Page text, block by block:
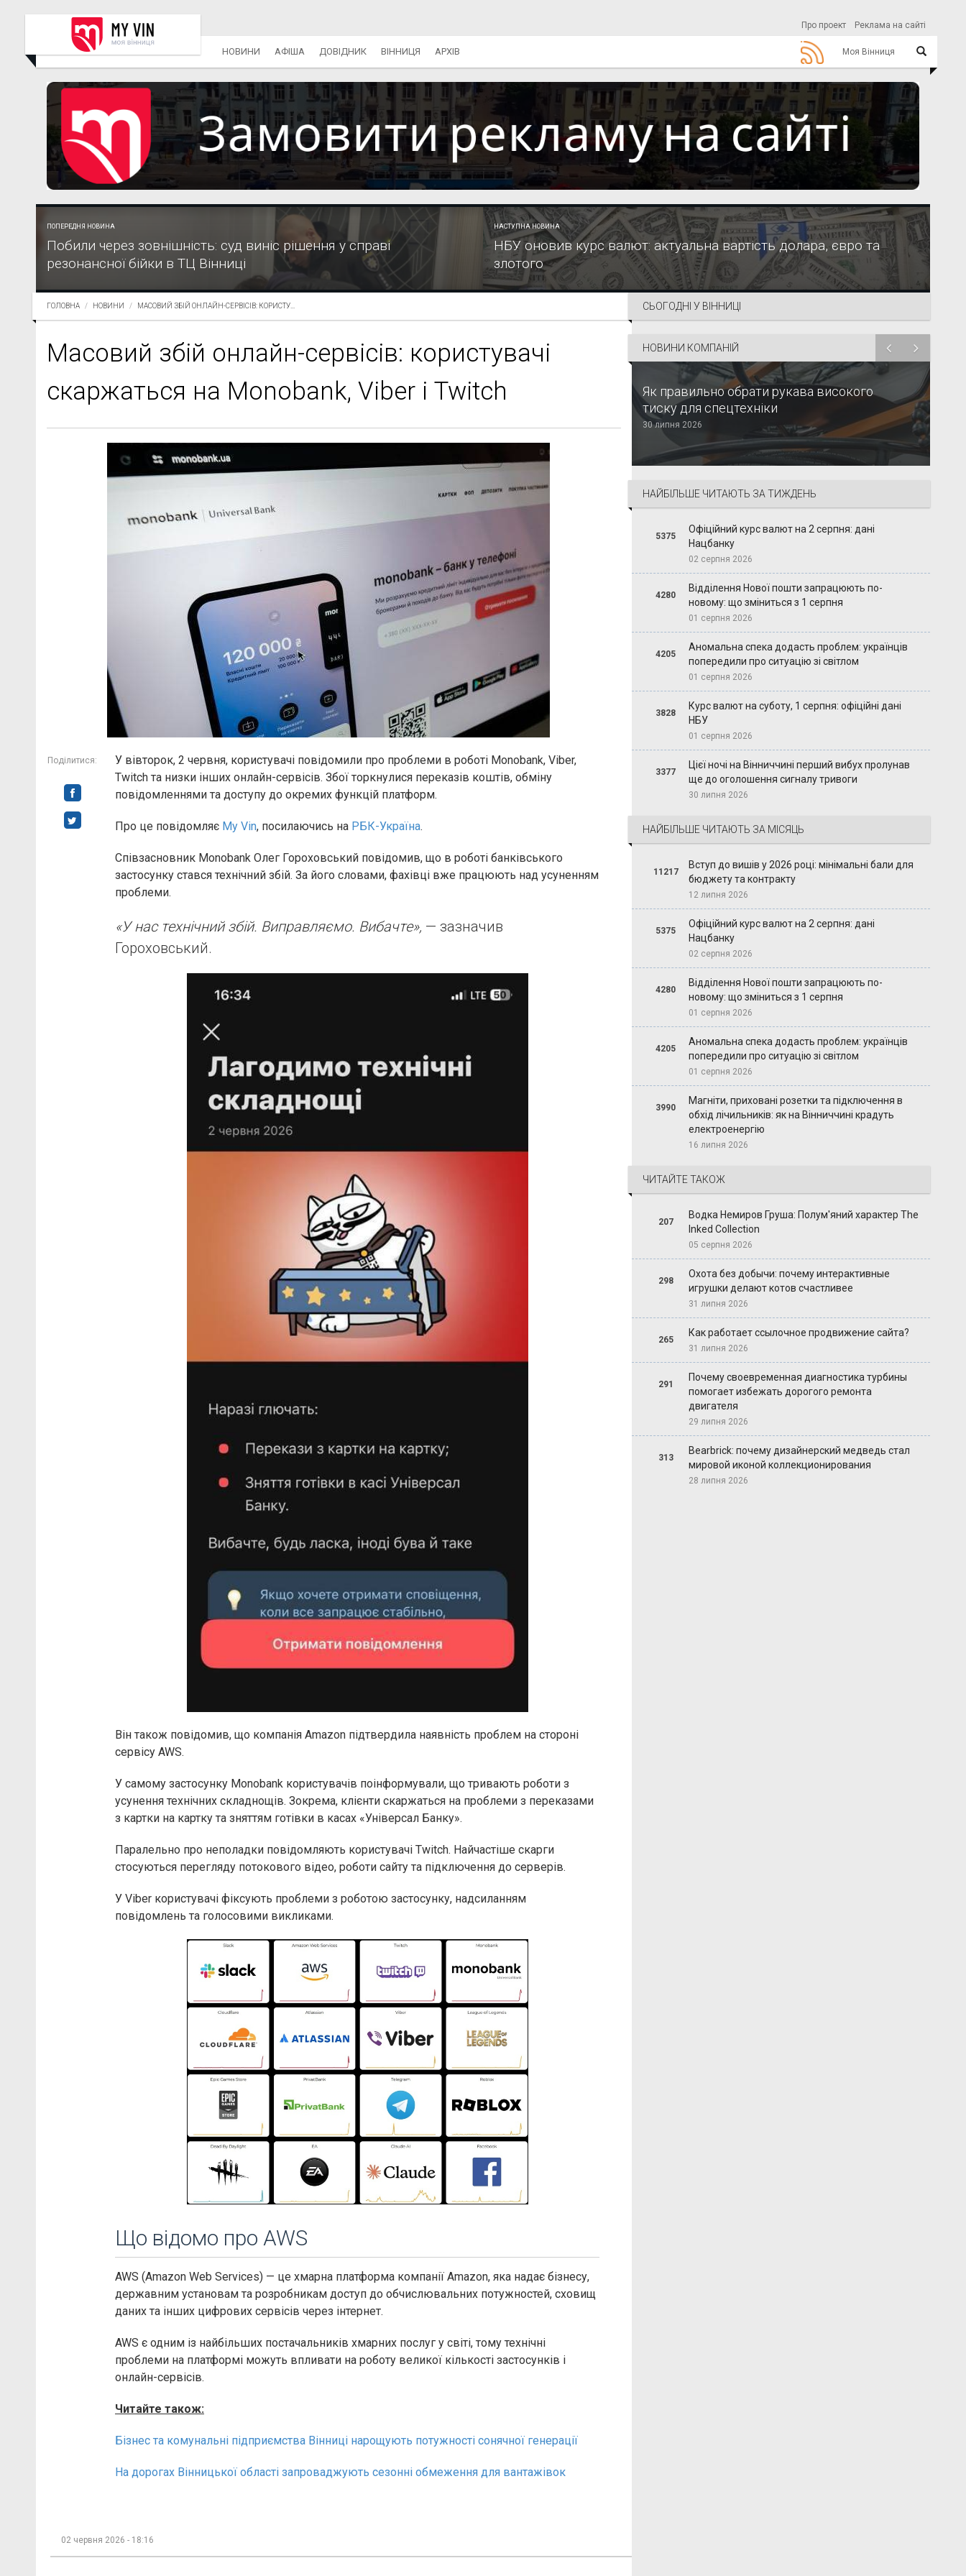
Про проект Реклама на сайті
Моя Вінниця
НОВИНИ АФІША ДОВІДНИК ВІННИЦЯ АРХІВ
ПОПЕРЕДНЯ НОВИНА
Побили через зовнішність: суд виніс рішення у справі
резонансної бійки в ТЦ Вінниці
НАСТУПНА НОВИНА
НБУ оновив курс валют: актуальна вартість долара, євро та
злотого
ГОЛОВНА НОВИНИ МАСОВИЙ ЗБІЙ ОНЛАЙН-СЕРВІСІВ: КОРИСТУ...
Масовий збій онлайн-сервісів: користувачі
скаржаться на Monobank, Viber і Twitch
Поділитися:
У вівторок, 2 червня, користувачі повідомили про проблеми в роботі Monobank, Viber,
Twitch та низки інших онлайн-сервісів. Збої торкнулися переказів коштів, обміну
повідомленнями та доступу до окремих функцій платформ.
Про це повідомляє My Vin, посилаючись на РБК-Україна.
Співзасновник Monobank Олег Гороховський повідомив, що в роботі банківського
застосунку стався технічний збій. За його словами, фахівці вже працюють над усуненням
проблеми.
«У нас технічний збій. Виправляємо. Вибачте», — зазначив
Гороховський.
Він також повідомив, що компанія Amazon підтвердила наявність проблем на стороні
сервісу AWS.
У самому застосунку Monobank користувачів поінформували, що тривають роботи з
усунення технічних складнощів. Зокрема, клієнти скаржаться на проблеми з переказами
з картки на картку та зняттям готівки в касах «Універсал Банку».
Паралельно про неполадки повідомляють користувачі Twitch. Найчастіше скарги
стосуються перегляду потокового відео, роботи сайту та підключення до серверів.
У Viber користувачі фіксують проблеми з роботою застосунку, надсиланням
повідомлень та голосовими викликами.
Що відомо про AWS
AWS (Amazon Web Services) — це хмарна платформа компанії Amazon, яка надає бізнесу,
державним установам та розробникам доступ до обчислювальних потужностей, сховищ
даних та інших цифрових сервісів через інтернет.
AWS є одним із найбільших постачальників хмарних послуг у світі, тому технічні
проблеми на платформі можуть впливати на роботу великої кількості застосунків і
онлайн-сервісів.
Читайте також:
Бізнес та комунальні підприємства Вінниці нарощують потужності сонячної генерації
На дорогах Вінницької області запроваджують сезонні обмеження для вантажівок
02 червня 2026 - 18:16
СЬОГОДНІ У ВІННИЦІ
НОВИНИ КОМПАНІЙ
Як правильно обрати рукава високого
тиску для спецтехніки
30 липня 2026
НАЙБІЛЬШЕ ЧИТАЮТЬ ЗА ТИЖДЕНЬ
5375
Офіційний курс валют на 2 серпня: дані
Нацбанку
02 серпня 2026
4280
Відділення Нової пошти запрацюють по-
новому: що зміниться з 1 серпня
01 серпня 2026
4205
Аномальна спека додасть проблем: українців
попередили про ситуацію зі світлом
01 серпня 2026
3828
Курс валют на суботу, 1 серпня: офіційні дані
НБУ
01 серпня 2026
3377
Цієї ночі на Вінниччині перший вибух пролунав
ще до оголошення сигналу тривоги
30 липня 2026
НАЙБІЛЬШЕ ЧИТАЮТЬ ЗА МІСЯЦЬ
11217
Вступ до вишів у 2026 році: мінімальні бали для
бюджету та контракту
12 липня 2026
5375
Офіційний курс валют на 2 серпня: дані
Нацбанку
02 серпня 2026
4280
Відділення Нової пошти запрацюють по-
новому: що зміниться з 1 серпня
01 серпня 2026
4205
Аномальна спека додасть проблем: українців
попередили про ситуацію зі світлом
01 серпня 2026
3990
Магніти, приховані розетки та підключення в
обхід лічильників: як на Вінниччині крадуть
електроенергію
16 липня 2026
ЧИТАЙТЕ ТАКОЖ
207
Водка Немиров Груша: Полум'яний характер The
Inked Collection
05 серпня 2026
298
Охота без добычи: почему интерактивные
игрушки делают котов счастливее
31 липня 2026
265
Как работает ссылочное продвижение сайта?
31 липня 2026
291
Почему своевременная диагностика турбины
помогает избежать дорогого ремонта
двигателя
29 липня 2026
313
Bearbrick: почему дизайнерский медведь стал
мировой иконой коллекционирования
28 липня 2026